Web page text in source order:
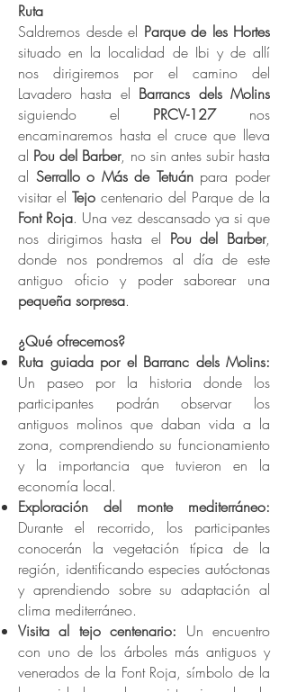
Ruta
Saldremos desde el Parque de les Hortes
situado en la localidad de Ibi y de allí
nos dirigiremos por el camino del
Lavadero hasta el Barrancs dels Molins
siguiendo el PRCV-127nos
encaminaremos hasta el cruce que lleva
al Pou del Barber, no sin antes subir hasta
al Serrallo o Más de Tetuánpara poder
visitar el Tejo centenario del Parque de la
Font Roja. Una vez descansado ya si que
nos dirigimos hasta el Pou del Barber,
donde nos pondremos al día de este
antiguo oficio y poder saborear una
pequeña sorpresa.
¿Qué ofrecemos?
Ruta guiada por el Barranc dels Molins:
Un paseo por la historia donde los
participantes podrán observar los
antiguos molinos que daban vida a la
zona, comprendiendo su funcionamiento
y la importancia que tuvieron en la
economía local.
Exploración del monte mediterráneo:
Durante el recorrido, los participantes
conocerán la vegetación típica de la
región, identificando especies autóctonas
y aprendiendo sobre su adaptación al
clima mediterráneo.
Visita al tejo centenario: Un encuentro
con uno de los árboles más antiguos y
venerados de la Font Roja, símbolo de la